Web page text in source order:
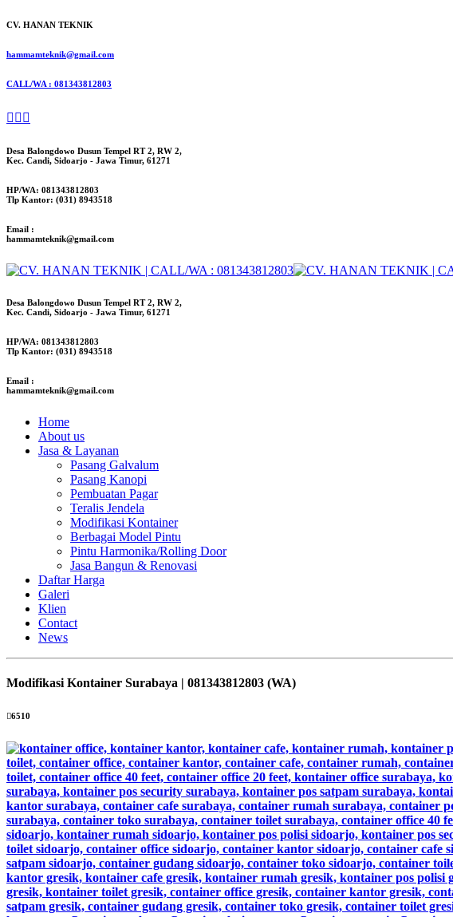
CV. HANAN TEKNIK
hammamteknik@gmail.com
CALL/WA : 081343812803
Desa Balongdowo Dusun Tempel RT 2, RW 2,
Kec. Candi, Sidoarjo - Jawa Timur, 61271
HP/WA: 081343812803
Tlp Kantor: (031) 8943518
Email :
hammamteknik@gmail.com
Desa Balongdowo Dusun Tempel RT 2, RW 2,
Kec. Candi, Sidoarjo - Jawa Timur, 61271
HP/WA: 081343812803
Tlp Kantor: (031) 8943518
Email :
hammamteknik@gmail.com
Home
About us
Jasa & Layanan
Pasang Galvalum
Pasang Kanopi
Pembuatan Pagar
Teralis Jendela
Modifikasi Kontainer
Berbagai Model Pintu
Pintu Harmonika/Rolling Door
Jasa Bangun & Renovasi
Daftar Harga
Galeri
Klien
Contact
News
Modifikasi Kontainer Surabaya | 081343812803 (WA)
6510